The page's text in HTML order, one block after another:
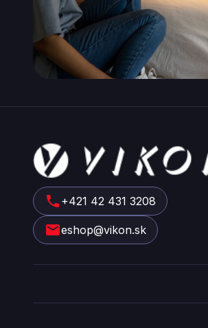
+421 42 431 3208
eshop@vikon.sk
á
p
ä
t
e